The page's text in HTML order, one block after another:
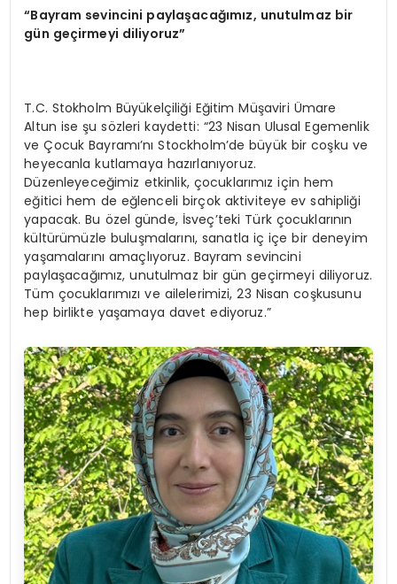
“Bayram sevincini paylaşacağımız, unutulmaz bir
gün geçirmeyi diliyoruz”
T.C. Stokholm Büyükelçiliği Eğitim Müşaviri Ümare
Altun ise şu sözleri kaydetti: “23 Nisan Ulusal Egemenlik
ve Çocuk Bayramı’nı Stockholm’de büyük bir coşku ve
heyecanla kutlamaya hazırlanıyoruz.
Düzenleyeceğimiz etkinlik, çocuklarımız için hem
eğitici hem de eğlenceli birçok aktiviteye ev sahipliği
yapacak. Bu özel günde, İsveç’teki Türk çocuklarının
kültürümüzle buluşmalarını, sanatla iç içe bir deneyim
yaşamalarını amaçlıyoruz. Bayram sevincini
paylaşacağımız, unutulmaz bir gün geçirmeyi diliyoruz.
Tüm çocuklarımızı ve ailelerimizi, 23 Nisan coşkusunu
hep birlikte yaşamaya davet ediyoruz.”